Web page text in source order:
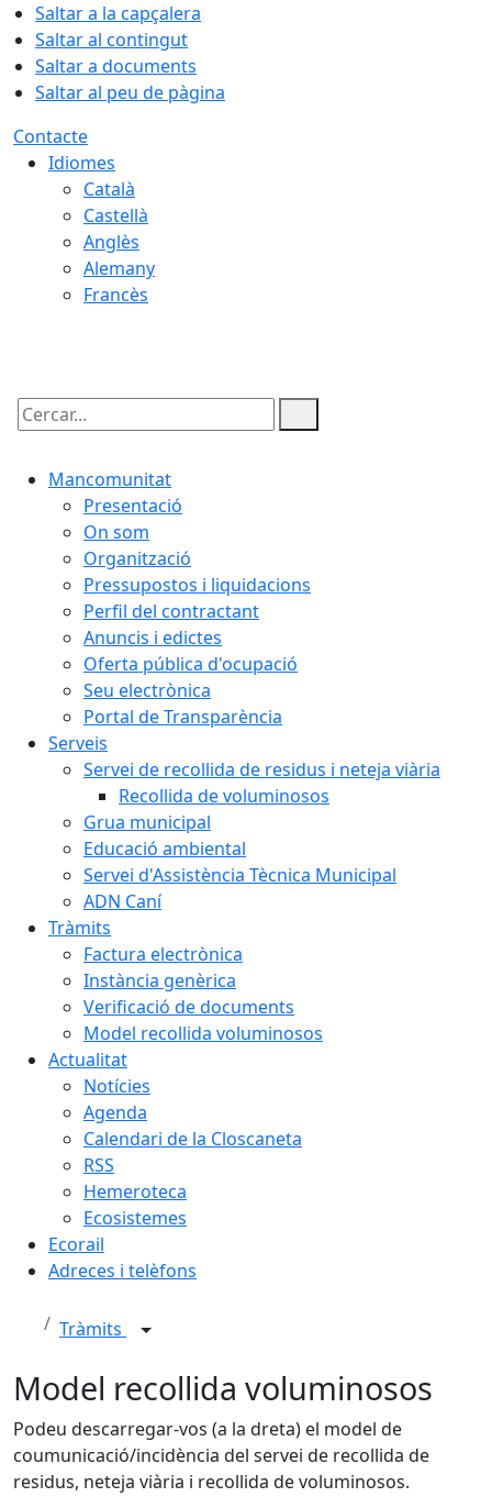
Saltar a la capçalera
Saltar al contingut
Saltar a documents
Saltar al peu de pàgina
Contacte
Idiomes
Català
Castellà
Anglès
Alemany
Francès
Cercar:
Mancomunitat
Presentació
On som
Organització
Pressupostos i liquidacions
Perfil del contractant
Anuncis i edictes
Oferta pública d'ocupació
Seu electrònica
Portal de Transparència
Serveis
Servei de recollida de residus i neteja viària
Recollida de voluminosos
Grua municipal
Educació ambiental
Servei d'Assistència Tècnica Municipal
ADN Caní
Tràmits
Factura electrònica
Instància genèrica
Verificació de documents
Model recollida voluminosos
Actualitat
Notícies
Agenda
Calendari de la Closcaneta
RSS
Hemeroteca
Ecosistemes
Ecorail
Adreces i telèfons
Tràmits
Model recollida voluminosos
Podeu descarregar-vos (a la dreta) el model de
coumunicació/incidència del servei de recollida de
residus, neteja viària i recollida de voluminosos.